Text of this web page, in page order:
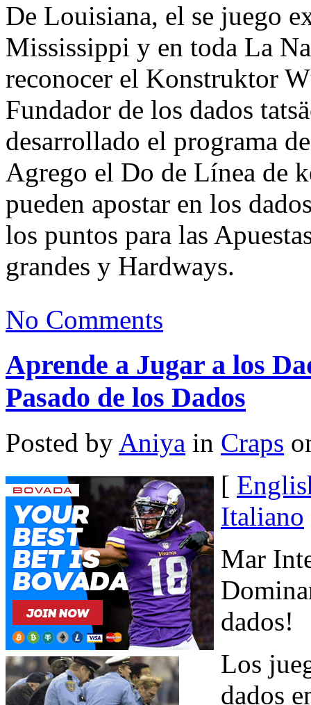
De Louisiana, el se juego
Mississippi y en toda La
reconocer el Konstruktor
Fundador de los dados
desarrollado el programa
Agrego el Do de Línea de
pueden apostar en los
los puntos para las
grandes y Hardways.
No Comments
Aprende a Jugar a los
Pasado de los Dados
Posted by Aniya in Craps
[
Italiano
Mar
dados!
Los
dados